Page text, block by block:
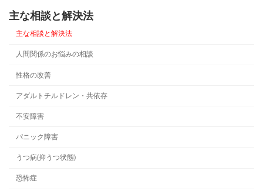
主な相談と解決法
主な相談と解決法
人間関係のお悩みの相談
性格の改善
アダルトチルドレン・共依存
不安障害
パニック障害
うつ病(抑うつ状態)
恐怖症